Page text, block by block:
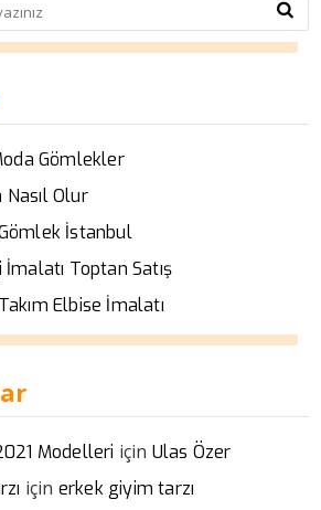
Gömlekler
Olur
İstanbul
Toptan Satış
Elbise İmalatı
Modelleri için Ulas Özer
için erkek giyim tarzı